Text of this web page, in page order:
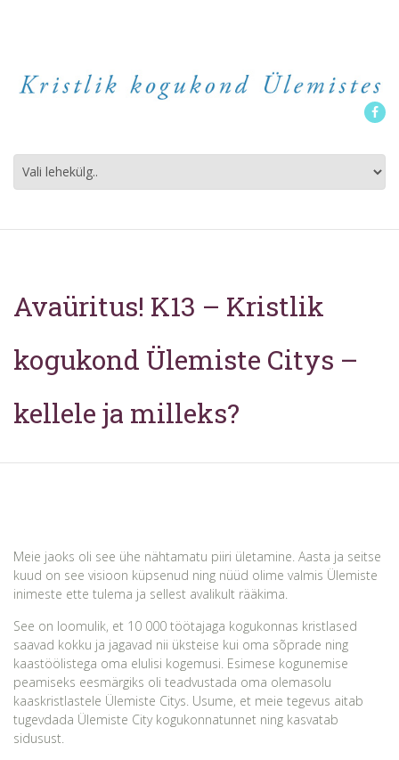
Avaüritus! K13 – Kristlik
kogukond Ülemiste Citys –
kellele ja milleks?
Meie jaoks oli see ühe nähtamatu piiri ületamine. Aasta ja seitse
kuud on see visioon küpsenud ning nüüd olime valmis Ülemiste
inimeste ette tulema ja sellest avalikult rääkima.
See on loomulik, et 10 000 töötajaga kogukonnas kristlased
saavad kokku ja jagavad nii üksteise kui oma sõprade ning
kaastöölistega oma elulisi kogemusi. Esimese kogunemise
peamiseks eesmärgiks oli teadvustada oma olemasolu
kaaskristlastele Ülemiste Citys. Usume, et meie tegevus aitab
tugevdada Ülemiste City kogukonnatunnet ning kasvatab
sidusust.